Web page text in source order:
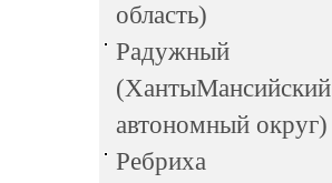
область)
Радужный
(ХантыМансийский
автономный округ)
Ребриха